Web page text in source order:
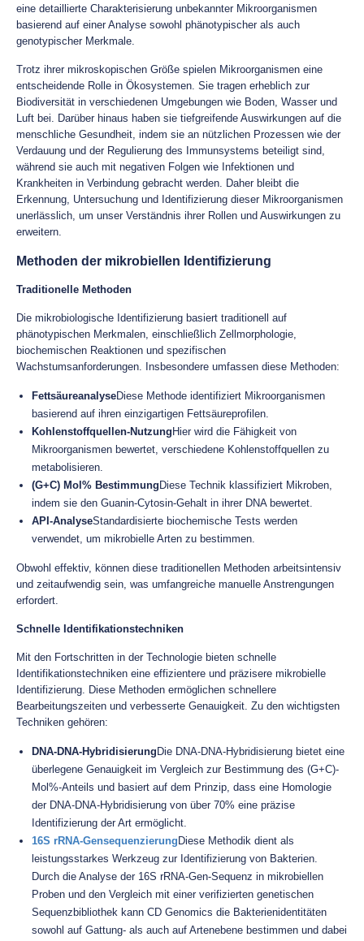
eine detaillierte Charakterisierung unbekannter Mikroorganismen
basierend auf einer Analyse sowohl phänotypischer als auch
genotypischer Merkmale.
Trotz ihrer mikroskopischen Größe spielen Mikroorganismen eine
entscheidende Rolle in Ökosystemen. Sie tragen erheblich zur
Biodiversität in verschiedenen Umgebungen wie Boden, Wasser und
Luft bei. Darüber hinaus haben sie tiefgreifende Auswirkungen auf die
menschliche Gesundheit, indem sie an nützlichen Prozessen wie der
Verdauung und der Regulierung des Immunsystems beteiligt sind,
während sie auch mit negativen Folgen wie Infektionen und
Krankheiten in Verbindung gebracht werden. Daher bleibt die
Erkennung, Untersuchung und Identifizierung dieser Mikroorganismen
unerlässlich, um unser Verständnis ihrer Rollen und Auswirkungen zu
erweitern.
Methoden der mikrobiellen Identifizierung
Traditionelle Methoden
Die mikrobiologische Identifizierung basiert traditionell auf
phänotypischen Merkmalen, einschließlich Zellmorphologie,
biochemischen Reaktionen und spezifischen
Wachstumsanforderungen. Insbesondere umfassen diese Methoden:
FettsäureanalyseDiese Methode identifiziert Mikroorganismen
basierend auf ihren einzigartigen Fettsäureprofilen.
Kohlenstoffquellen-Nutzung Hier wird die Fähigkeit von
Mikroorganismen bewertet, verschiedene Kohlenstoffquellen zu
metabolisieren.
(G+C) Mol% Bestimmung Diese Technik klassifiziert Mikroben,
indem sie den Guanin-Cytosin-Gehalt in ihrer DNA bewertet.
API-AnalyseStandardisierte biochemische Tests werden
verwendet, um mikrobielle Arten zu bestimmen.
Obwohl effektiv, können diese traditionellen Methoden arbeitsintensiv
und zeitaufwendig sein, was umfangreiche manuelle Anstrengungen
erfordert.
Schnelle Identifikationstechniken
Mit den Fortschritten in der Technologie bieten schnelle
Identifikationstechniken eine effizientere und präzisere mikrobielle
Identifizierung. Diese Methoden ermöglichen schnellere
Bearbeitungszeiten und verbesserte Genauigkeit. Zu den wichtigsten
Techniken gehören:
DNA-DNA-Hybridisierung Die DNA-DNA-Hybridisierung bietet eine
überlegene Genauigkeit im Vergleich zur Bestimmung des (G+C)-
Mol%-Anteils und basiert auf dem Prinzip, dass eine Homologie
der DNA-DNA-Hybridisierung von über 70% eine präzise
Identifizierung der Art ermöglicht.
16S rRNA-Gensequenzierung Diese Methodik dient als
leistungsstarkes Werkzeug zur Identifizierung von Bakterien.
Durch die Analyse der 16S rRNA-Gen-Sequenz in mikrobiellen
Proben und den Vergleich mit einer verifizierten genetischen
Sequenzbibliothek kann CD Genomics die Bakterienidentitäten
sowohl auf Gattung- als auch auf Artenebene bestimmen und dabei